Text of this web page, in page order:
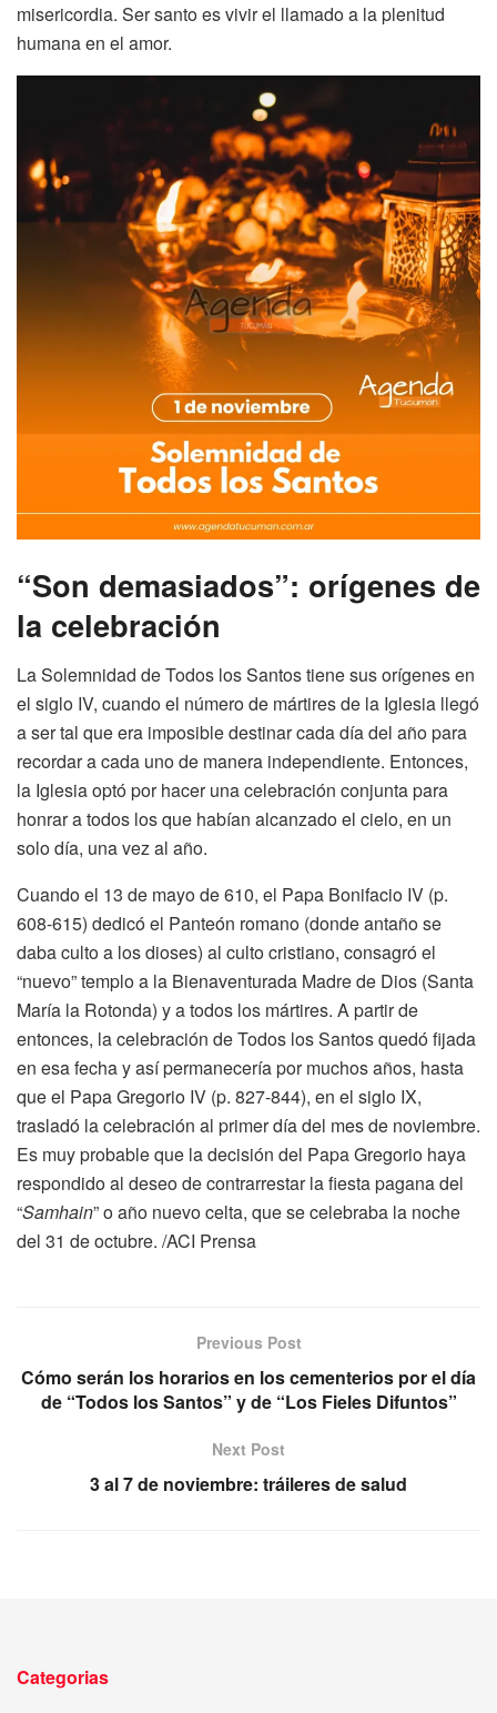
misericordia. Ser santo es vivir el llamado a la plenitud
humana en el amor.
“Son demasiados”: orígenes de
la celebración
La Solemnidad de Todos los Santos tiene sus orígenes en
el siglo IV, cuando el número de mártires de la Iglesia llegó
a ser tal que era imposible destinar cada día del año para
recordar a cada uno de manera independiente. Entonces,
la Iglesia optó por hacer una celebración conjunta para
honrar a todos los que habían alcanzado el cielo, en un
solo día, una vez al año.
Cuando el 13 de mayo de 610, el Papa Bonifacio IV (p.
608-615) dedicó el Panteón romano (donde antaño se
daba culto a los dioses) al culto cristiano, consagró el
“nuevo” templo a la Bienaventurada Madre de Dios (Santa
María la Rotonda) y a todos los mártires. A partir de
entonces, la celebración de Todos los Santos quedó fijada
en esa fecha y así permanecería por muchos años, hasta
que el Papa Gregorio IV (p. 827-844), en el siglo IX,
trasladó la celebración al primer día del mes de noviembre.
Es muy probable que la decisión del Papa Gregorio haya
respondido al deseo de contrarrestar la fiesta pagana del
“Samhain” o año nuevo celta, que se celebraba la noche
del 31 de octubre. /ACI Prensa
Previous Post
Cómo serán los horarios en los cementerios por el día
de “Todos los Santos” y de “Los Fieles Difuntos”
Next Post
3 al 7 de noviembre: tráileres de salud
Categorias